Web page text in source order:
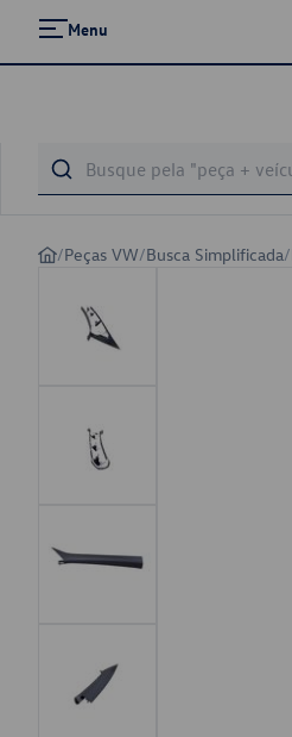
Menu
/Peças VW/Busca Simplificada/